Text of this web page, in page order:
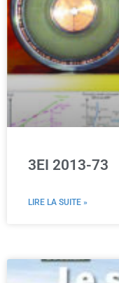
3EI 2013-73
LIRE LA SUITE »